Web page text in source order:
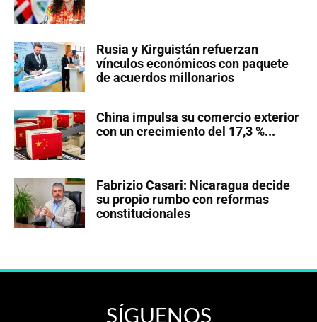
Rusia y Kirguistán refuerzan
vínculos económicos con paquete
de acuerdos millonarios
China impulsa su comercio exterior
con un crecimiento del 17,3 %...
Fabrizio Casari: Nicaragua decide
su propio rumbo con reformas
constitucionales
SÍGUENOS